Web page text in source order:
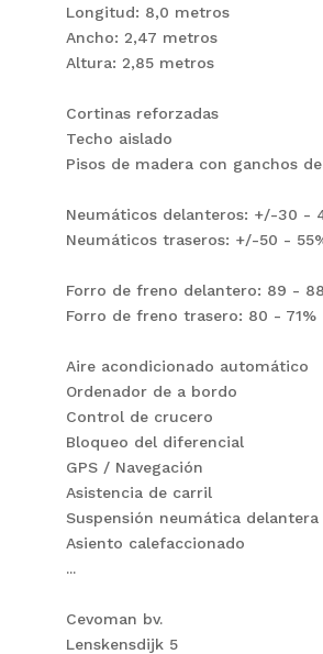
Longitud: 8,0 metros
Ancho: 2,47 metros
Altura: 2,85 metros
Cortinas reforzadas
Techo aislado
Pisos de madera con ganchos
Neumáticos delanteros: +/-30 -
Neumáticos traseros: +/-50 -
Forro de freno delantero: 89 -
Forro de freno trasero: 80 - 71%
Aire acondicionado automático
Ordenador de a bordo
Control de crucero
Bloqueo del diferencial
GPS / Navegación
Asistencia de carril
Suspensión neumática delantera
Asiento calefaccionado
...
Cevoman bv.
Lenskensdijk 5